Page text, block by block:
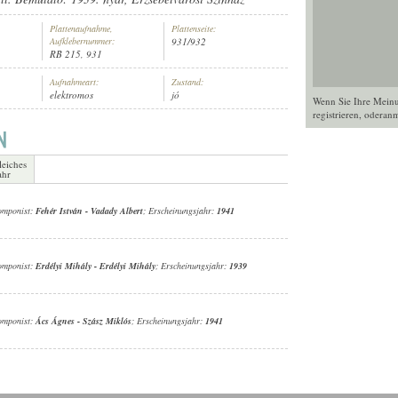
Wenn Sie Ihre
registrieren, oder
Plattenaufnahme,
Aufklebernummer:
RB 215, 931
Plattenseite:
931/932
Aufnahmeart:
elektromos
Zustand:
jó
Fehér István - Vadady Albert; Erscheinungsjahr: 1941
Erdélyi Mihály - Erdélyi Mihály; Erscheinungsjahr: 1939
Ács Ágnes - Szász Miklós; Erscheinungsjahr: 1941